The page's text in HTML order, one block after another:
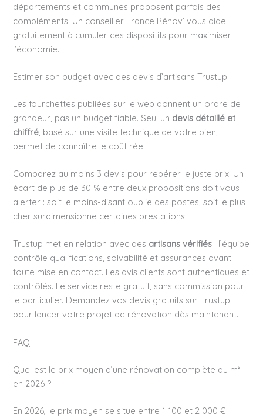
départements et communes proposent parfois des
compléments. Un conseiller France Rénov’ vous aide
gratuitement à cumuler ces dispositifs pour maximiser
l’économie.
Estimer son budget avec des devis d’artisans Trustup
Les fourchettes publiées sur le web donnent un ordre de
grandeur, pas un budget fiable. Seul un devis détaillé et
chiffré , basé sur une visite technique de votre bien,
permet de connaître le coût réel.
Comparez au moins 3 devis pour repérer le juste prix. Un
écart de plus de 30 % entre deux propositions doit vous
alerter : soit le moins-disant oublie des postes, soit le plus
cher surdimensionne certaines prestations.
Trustup met en relation avec des artisans vérifiés : l’équipe
contrôle qualifications, solvabilité et assurances avant
toute mise en contact. Les avis clients sont authentiques et
contrôlés. Le service reste gratuit, sans commission pour
le particulier. Demandez vos devis gratuits sur Trustup
pour lancer votre projet de rénovation dès maintenant.
FAQ
Quel est le prix moyen d’une rénovation complète au m²
en 2026 ?
En 2026, le prix moyen se situe entre 1 100 et 2 000 €